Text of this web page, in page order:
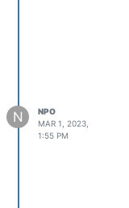
N
NPO
MAR 1, 2023,
1:55 PM